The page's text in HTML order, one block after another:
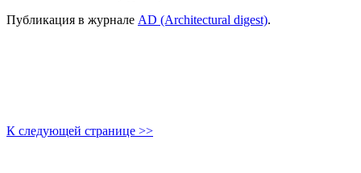
Публикация в журнале AD (Architectural digest).
К следующей странице >>